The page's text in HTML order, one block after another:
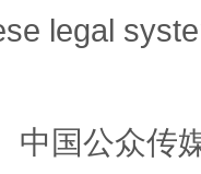
legal
中国公众传